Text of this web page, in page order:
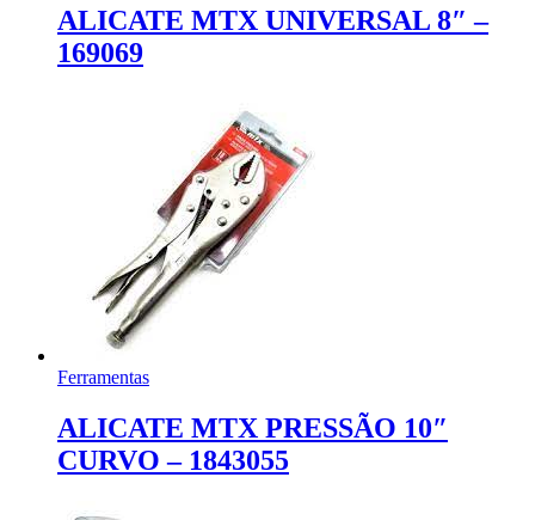
ALICATE MTX UNIVERSAL 8″ –
169069
Ferramentas
ALICATE MTX PRESSÃO 10″
CURVO – 1843055